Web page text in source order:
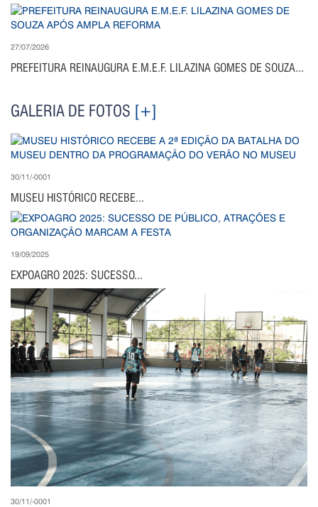
27/07/2026
PREFEITURA REINAUGURA E.M.E.F. LILAZINA GOMES DE SOUZA...
GALERIA DE FOTOS [+]
30/11/-0001
MUSEU HISTÓRICO RECEBE...
19/09/2025
EXPOAGRO 2025: SUCESSO...
30/11/-0001